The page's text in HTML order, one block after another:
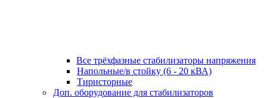
Все трёхфазные стабилизаторы напряжения
Напольные/в стойку (6 - 20 кВА)
Тиристорные
Доп. оборудование для стабилизаторов